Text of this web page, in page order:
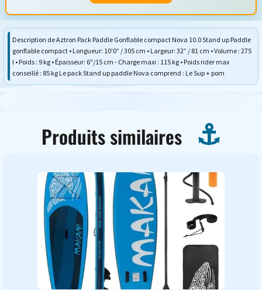
Description de Aztron Pack Paddle Gonflable compact Nova 10.0 Stand up Paddle
gonflable compact • Longueur: 10'0” / 305 cm • Largeur: 32” / 81 cm • Volume : 275
l • Poids : 9 kg • Épaisseur: 6"/15 cm - Charge maxi : 115 kg • Poids rider max
conseillé : 85 kg Le pack Stand up paddle Nova comprend : Le Sup + pom
Produits similaires